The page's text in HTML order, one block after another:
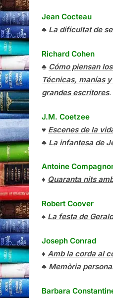
Jean Cocteau
♣ La dificultat de
Richard Cohen
♣ Cómo piensan
Técnicas, manías
grandes escritores.
J.M. Coetzee
♥ Escenes de la
♣ La infantesa de
Antoine
♦ Quaranta nits
Robert Coover
♠ La festa de Gerald
Joseph Conrad
♦ Amb la corda al
♣ Memòria
Barbara